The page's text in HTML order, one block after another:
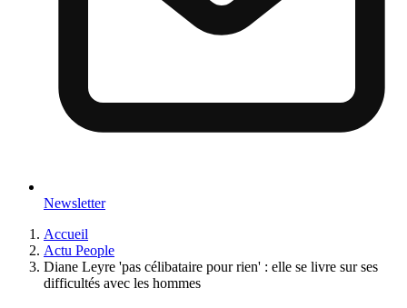
Newsletter
Accueil
Actu People
Diane Leyre 'pas célibataire pour rien' : elle se livre sur ses
difficultés avec les hommes